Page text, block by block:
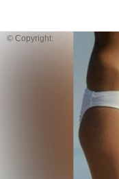
© Copyright: